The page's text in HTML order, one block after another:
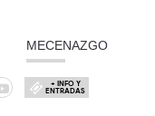
MECENAZGO
+ INFO Y
ENTRADAS